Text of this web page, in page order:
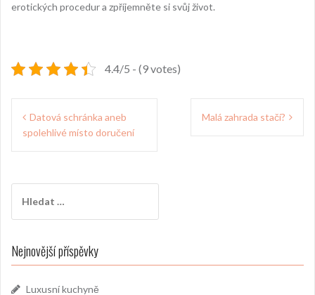
erotických procedur a zpříjemněte si svůj život.
4.4/5 - (9 votes)
Navigace
proDatová schránka aneb
spolehlivé místo doručení
Malá zahrada stačí?
Nejnovější příspěvky
Luxusní kuchyně